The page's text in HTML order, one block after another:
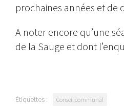
prochaines années et
A noter encore qu’une
de la Sauge et dont
Étiquettes : Conseil communal